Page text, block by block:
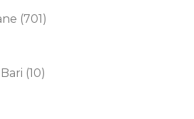
(701)
(10)